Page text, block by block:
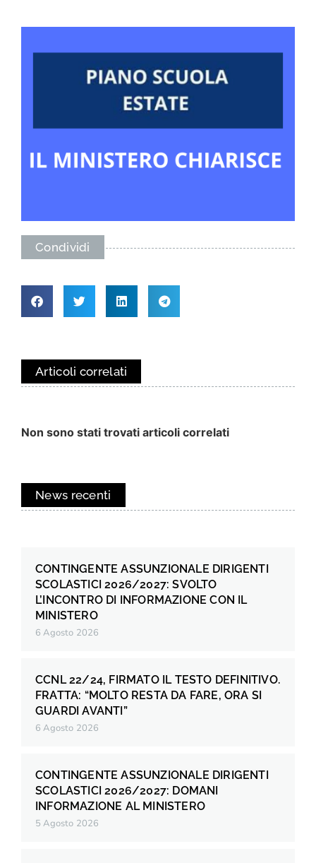
Condividi
Articoli correlati
Non sono stati trovati articoli correlati
News recenti
CONTINGENTE ASSUNZIONALE DIRIGENTI
SCOLASTICI 2026/2027: SVOLTO
L’INCONTRO DI INFORMAZIONE CON IL
MINISTERO
6 Agosto 2026
CCNL 22/24, FIRMATO IL TESTO DEFINITIVO.
FRATTA: “MOLTO RESTA DA FARE, ORA SI
GUARDI AVANTI”
6 Agosto 2026
CONTINGENTE ASSUNZIONALE DIRIGENTI
SCOLASTICI 2026/2027: DOMANI
INFORMAZIONE AL MINISTERO
5 Agosto 2026